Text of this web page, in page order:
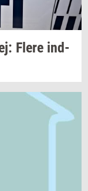
Flere ind­